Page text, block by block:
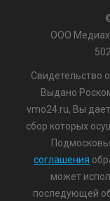
ООО
Свидетельство
Выдано
vmo24.ru, Вы
сбор которых
соглашения
может
последующей